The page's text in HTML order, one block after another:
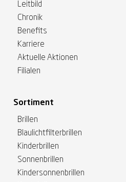
Leitbild
Chronik
Benefits
Karriere
Aktuelle Aktionen
Filialen
Sortiment
Brillen
Blaulichtfilterbrillen
Kinderbrillen
Sonnenbrillen
Kindersonnenbrillen